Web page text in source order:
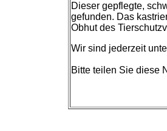
Dieser gepflegte,
gefunden. Das
Obhut des
Wir sind jederzeit
Bitte teilen Sie diese